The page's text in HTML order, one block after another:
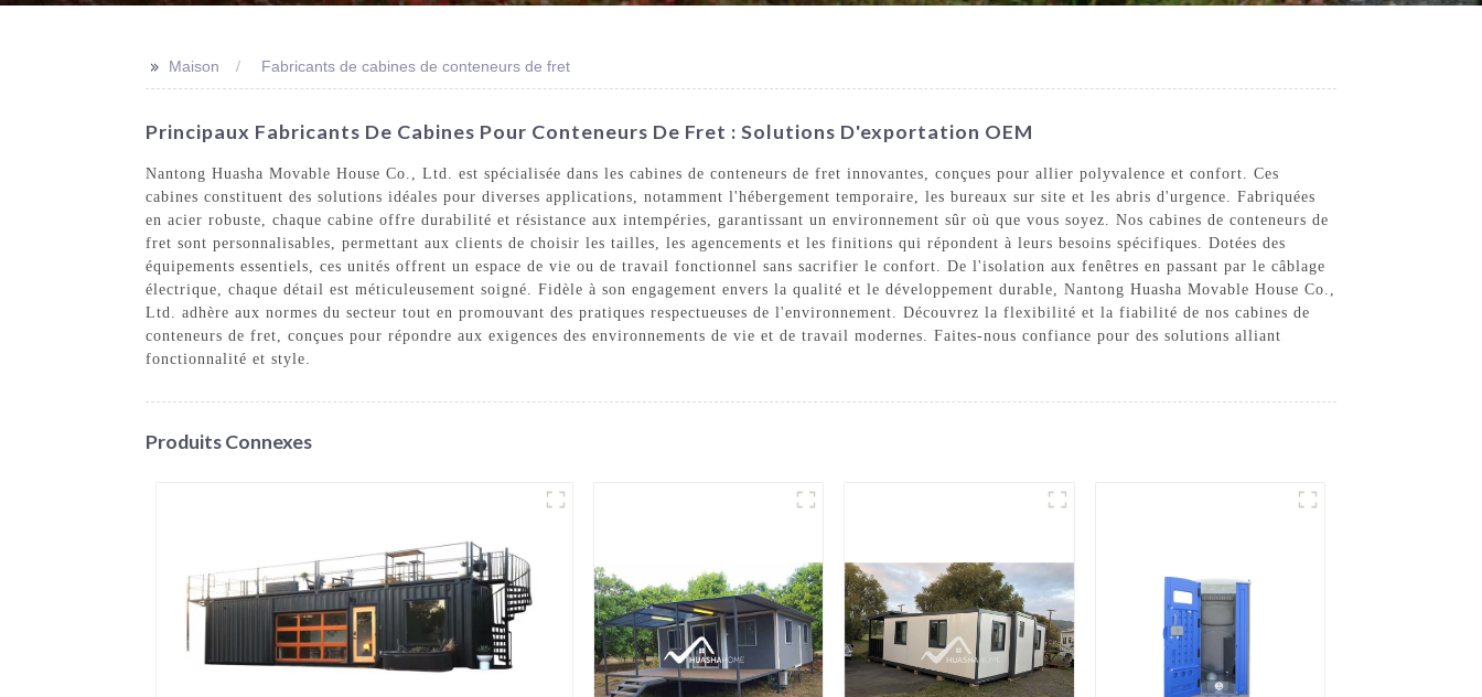
>> Maison Fabricants de cabines de conteneurs de fret
Principaux Fabricants De Cabines Pour Conteneurs De Fret : Solutions D'exportation OEM
Nantong Huasha Movable House Co., Ltd. est spécialisée dans les cabines de conteneurs de fret innovantes, conçues pour allier polyvalence et confort. Ces
cabines constituent des solutions idéales pour diverses applications, notamment l'hébergement temporaire, les bureaux sur site et les abris d'urgence. Fabriquées
en acier robuste, chaque cabine offre durabilité et résistance aux intempéries, garantissant un environnement sûr où que vous soyez. Nos cabines de conteneurs de
fret sont personnalisables, permettant aux clients de choisir les tailles, les agencements et les finitions qui répondent à leurs besoins spécifiques. Dotées des
équipements essentiels, ces unités offrent un espace de vie ou de travail fonctionnel sans sacrifier le confort. De l'isolation aux fenêtres en passant par le câblage
électrique, chaque détail est méticuleusement soigné. Fidèle à son engagement envers la qualité et le développement durable, Nantong Huasha Movable House Co.,
Ltd. adhère aux normes du secteur tout en promouvant des pratiques respectueuses de l'environnement. Découvrez la flexibilité et la fiabilité de nos cabines de
conteneurs de fret, conçues pour répondre aux exigences des environnements de vie et de travail modernes. Faites-nous confiance pour des solutions alliant
fonctionnalité et style.
Produits Connexes